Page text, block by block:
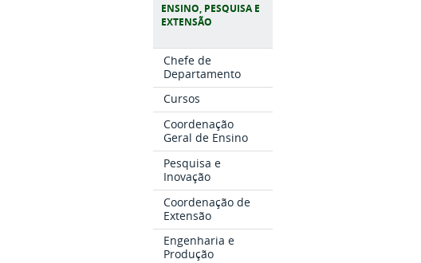
ENSINO, PESQUISA E
EXTENSÃO
Chefe de
Departamento
Cursos
Coordenação
Geral de Ensino
Pesquisa e
Inovação
Coordenação de
Extensão
Engenharia e
Produção